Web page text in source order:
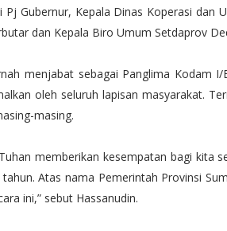
Gubernur, Kepala Dinas Koperasi dan
dan Kepala Biro Umum Setdaprov
menjabat sebagai Panglima Kodam
oleh seluruh lapisan masyarakat.
masing.
memberikan kesempatan bagi kita
Atas nama Pemerintah Provinsi
ini,” sebut Hassanudin.